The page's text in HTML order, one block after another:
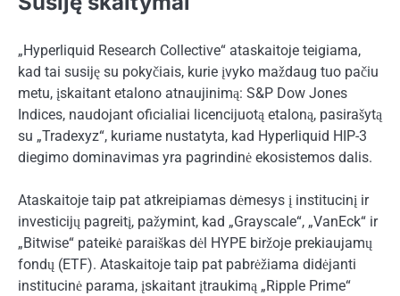
„Hyperliquid Research Collective“ ataskaitoje teigiama,
kad tai susiję su pokyčiais, kurie įvyko maždaug tuo pačiu
metu, įskaitant etalono atnaujinimą: S&P Dow Jones
Indices, naudojant oficialiai licencijuotą etaloną, pasirašytą
su „Tradexyz“, kuriame nustatyta, kad Hyperliquid HIP-3
diegimo dominavimas yra pagrindinė ekosistemos dalis.
Ataskaitoje taip pat atkreipiamas dėmesys į institucinį ir
investicijų pagreitį, pažymint, kad „Grayscale“, „VanEck“ ir
„Bitwise“ pateikė paraiškas dėl HYPE biržoje prekiaujamų
fondų (ETF). Ataskaitoje taip pat pabrėžiama didėjanti
institucinė parama, įskaitant įtraukimą „Ripple Prime“